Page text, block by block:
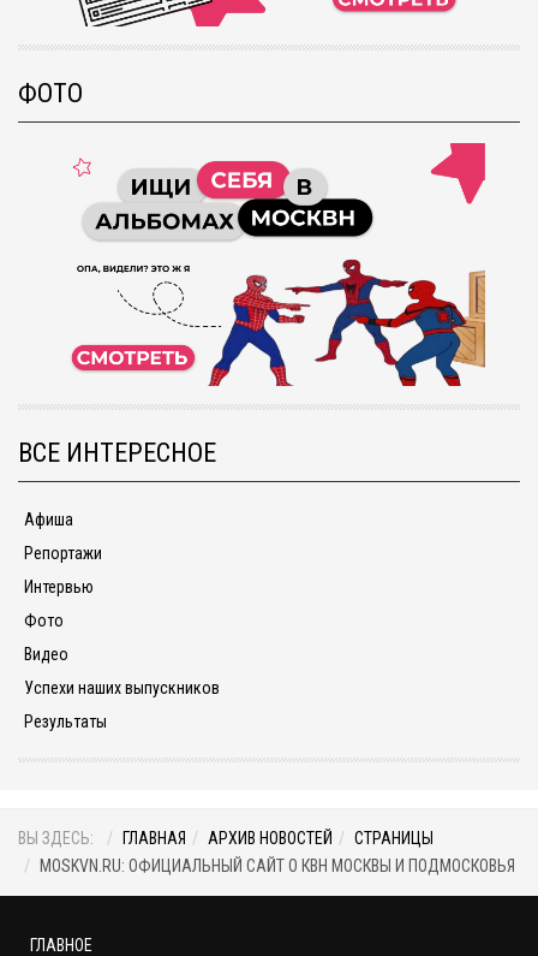
ФОТО
ВСЕ ИНТЕРЕСНОЕ
Афиша
Репортажи
Интервью
Фото
Видео
Успехи наших выпускников
Результаты
ВЫ ЗДЕСЬ: ГЛАВНАЯ АРХИВ НОВОСТЕЙ
СТРАНИЦЫ
MOSKVN.RU: ОФИЦИАЛЬНЫЙ САЙТ О КВН МОСКВЫ И ПОДМОСКОВЬЯ
ГЛАВНОЕ